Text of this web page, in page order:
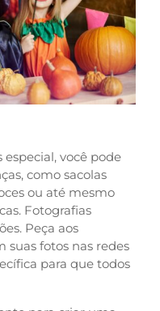
você pode
como sacolas
ou até mesmo
Fotografias
Peça aos
fotos nas redes
para que todos